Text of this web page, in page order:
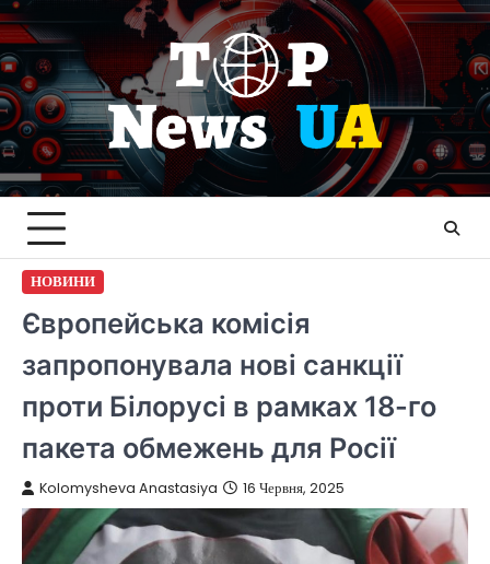
Перейти
до
вмісту
НОВИНИ
Європейська комісія
запропонувала нові санкції
проти Білорусі в рамках 18-го
пакета обмежень для Росії
Kolomysheva Anastasiya 16 Червня, 2025